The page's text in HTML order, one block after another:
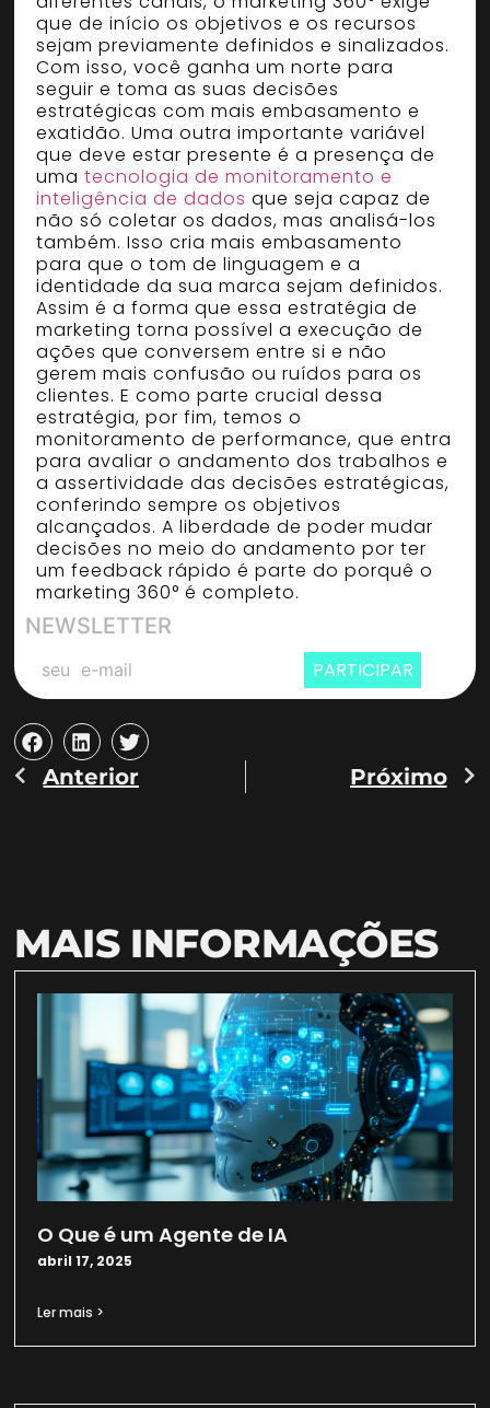
que de início os objetivos e os recursos
sejam previamente definidos e sinalizados.
Com isso, você ganha um norte para
seguir e toma as suas decisões
estratégicas com mais embasamento e
exatidão. Uma outra importante variável
que deve estar presente é a presença de
uma tecnologia de monitoramento e
inteligência de dados que seja capaz de
não só coletar os dados, mas analisá-los
também. Isso cria mais embasamento
para que o tom de linguagem e a
identidade da sua marca sejam definidos.
Assim é a forma que essa estratégia de
marketing torna possível a execução de
ações que conversem entre si e não
gerem mais confusão ou ruídos para os
clientes. E como parte crucial dessa
estratégia, por fim, temos o
monitoramento de performance, que entra
para avaliar o andamento dos trabalhos e
a assertividade das decisões estratégicas,
conferindo sempre os objetivos
alcançados. A liberdade de poder mudar
decisões no meio do andamento por ter
um feedback rápido é parte do porquê o
marketing 360° é completo.
NEWSLETTER
PARTICIPAR
Anterior Próximo
MAIS INFORMAÇÕES
O Que é um Agente de IA
abril 17, 2025
Ler mais >